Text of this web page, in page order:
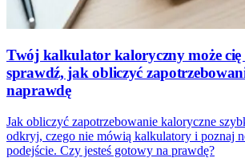
Twój kalkulator kaloryczny może cię
sprawdź, jak obliczyć
naprawdę
Jak obliczyć zapotrzebowanie kaloryczne
odkryj, czego nie mówią kalkulatory i poznaj
podejście. Czy jesteś gotowy na prawdę?